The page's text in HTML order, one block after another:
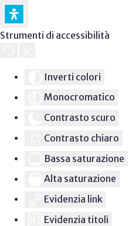
Strumenti di accessibilità
Inverti colori
Monocromatico
Contrasto scuro
Contrasto chiaro
Bassa saturazione
Alta saturazione
Evidenzia link
Evidenzia titoli